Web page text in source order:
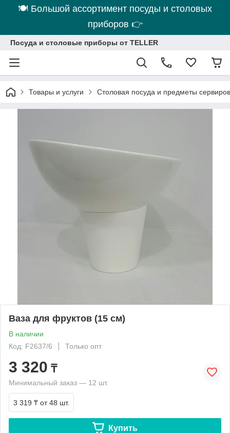
🍽 Большой ассортимент посуды и столовых
приборов 👉
Посуда и столовые приборы от TELLER
Товары и услуги Столовая посуда и предметы
Ваза для фруктов (15 см)
В наличии
Код: F2637/6
Только опт
3 320 ₸
Минимальный заказ — 12 шт.
3 319 ₸ от 48 шт.
Купить